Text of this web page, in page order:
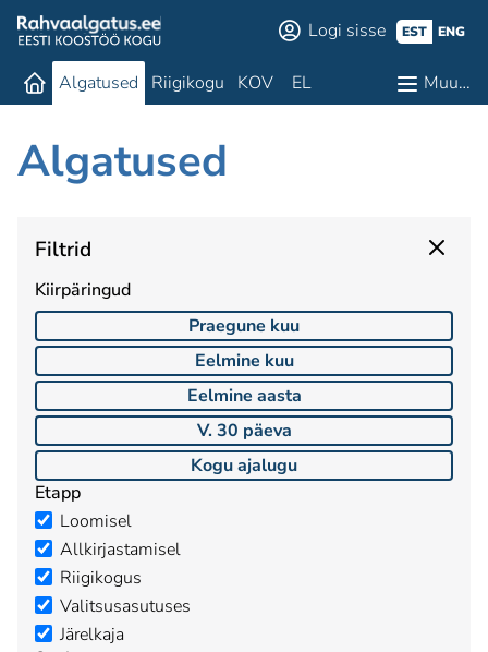
Logi sisse EST ENG
Algatused Riigikogu KOV EL Muu…
Algatused
Filtrid
Kiirpäringud
Praegune kuu
Eelmine kuu
Eelmine aasta
V. 30 päeva
Kogu ajalugu
Etapp
Loomisel
Allkirjastamisel
Riigikogus
Valitsusasutuses
Järelkaja